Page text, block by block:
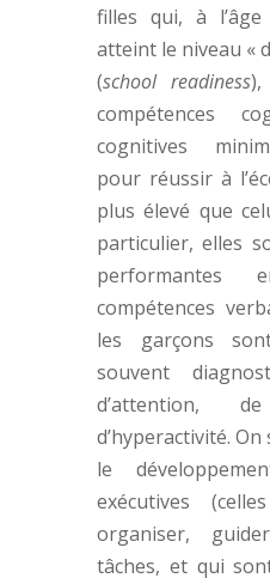
filles qui, à
atteint le niveau «
(school readiness),
compétences
cognitives
pour réussir à
plus élevé que
particulier, elles
performantes
compétences
les garçons
souvent
d’attention,
d’hyperactivité.
le
exécutives
organiser,
tâches, et qui